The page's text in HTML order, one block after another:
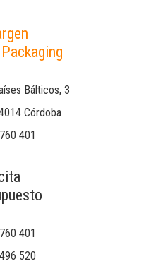
Bálticos, 3
Córdoba
401
401
520